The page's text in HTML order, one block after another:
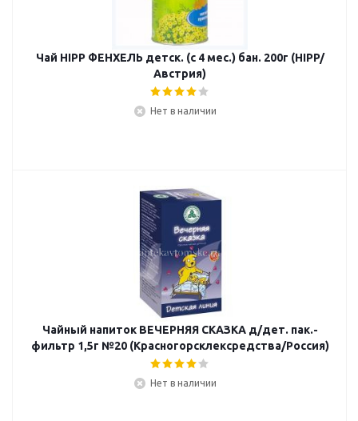
Чай HIPP ФЕНХЕЛЬ детск. (с 4 мес.) бан. 200г (HIPP/
Австрия)
Нет в наличии
Чайный напиток ВЕЧЕРНЯЯ СКАЗКА д/дет. пак.-
фильтр 1,5г №20 (Красногорсклексредства/Россия)
Нет в наличии